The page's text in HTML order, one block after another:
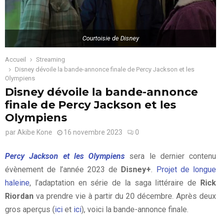
Courtoisie de Disney
Accueil
Streaming
Disney dévoile la bande-annonce finale de Percy Jackson et les
Olympiens
Disney dévoile la bande-annonce
finale de Percy Jackson et les
Olympiens
par Akibe Kone 16 novembre 2023 0
Percy Jackson et les Olympiens sera le dernier contenu
évènement de l’année 2023 de Disney+
Projet de longue
haleine, l’adaptation en série de la saga littéraire de Rick
Riordan va prendre vie à partir du 20 décembre. Après deux
gros aperçus (ici et ici), voici la bande-annonce finale.